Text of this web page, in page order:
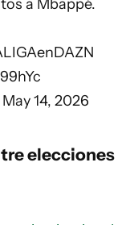
a Mbappé.
May 14, 2026
elecciones